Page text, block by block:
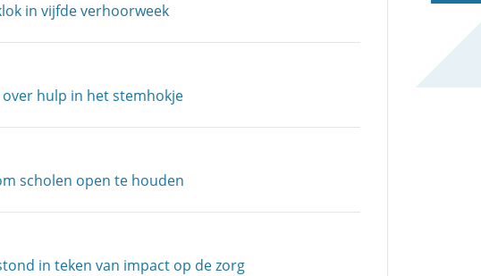
in vijfde verhoorweek
hulp in het stemhokje
scholen open te houden
in teken van impact op de zorg